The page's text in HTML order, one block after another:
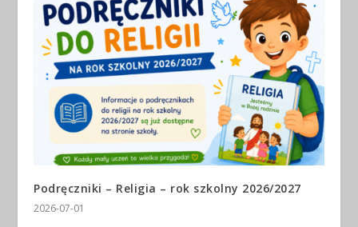
Podręczniki – Religia – rok szkolny 2026/2027
2026-07-01